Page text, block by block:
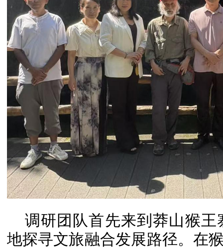
调研团队首先来到莽山猴
地探寻文旅融合发展路径。在